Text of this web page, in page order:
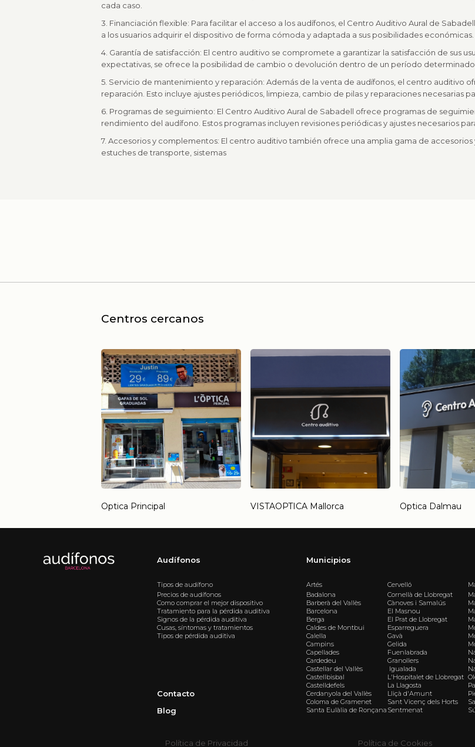
cada caso.
3. Financiación flexible: Para facilitar el acceso a los audífonos, el Centro Auditivo Aural de
a los usuarios adquirir el dispositivo de forma cómoda y adaptada a sus posibilidades económicas.
4. Garantía de satisfacción: El centro auditivo se compromete a garantizar la satisfacción de sus
expectativas, se ofrece la posibilidad de cambio o devolución dentro de un período
5. Servicio de mantenimiento y reparación: Además de la venta de audífonos, el centro auditivo
reparación. Esto incluye ajustes periódicos, limpieza, cambio de pilas y reparaciones necesarias
6. Programas de seguimiento: El Centro Auditivo Aural de Sabadell ofrece programas de
rendimiento del audífono. Estos programas incluyen revisiones periódicas y ajustes necesarios
7. Accesorios y complementos: El centro auditivo también ofrece una amplia gama de
estuches de transporte, sistemas
Centros cercanos
Optica Principal VISTAOPTICA Mallorca Optica Dalmau
Audífonos
Tipos de audífono
Precios de audífonos
Como comprar el mejor dispositivo
Tratamiento para la pérdida auditiva
Signos de la pérdida auditiva
Cusas, síntomas y tratamientos
Tipos de pérdida auditiva
Contacto
Blog
Municipios
Artés
Badalona
Barberà del Vallès
Barcelona
Berga
Caldes de Montbui
Calella
Campins
Capellades
Cardedeu
Castellar del Vallès
Castellbisbal
Castelldefels
Cerdanyola del Vallès
Coloma de Gramenet
Santa Eulàlia de Ronçana
Cervelló
Cornellà de Llobregat
Cànoves i Samalús
El Masnou
El Prat de Llobregat
Esparreguera
Gavà
Gelida
Fuenlabrada
Granollers
Igualada
L'Hospitalet de Llobregat
La Llagosta
Lliçà d'Amunt
Sant Vicenç dels Horts
Sentmenat
Política de Privacidad Política de Cookies